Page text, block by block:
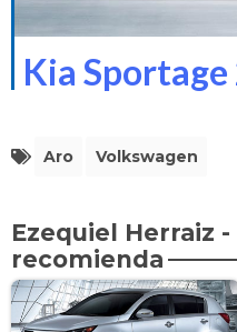
Kia
Aro Volkswagen
Ezequiel Herraiz
recomienda